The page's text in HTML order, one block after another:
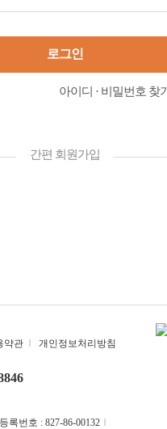
로그인
아이디 · 비밀번호 찾기
간편 회원가입
약관 | 개인정보처리방침
록번호 : 827-86-00132 |